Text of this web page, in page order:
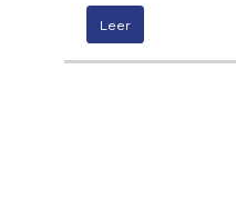
Leer